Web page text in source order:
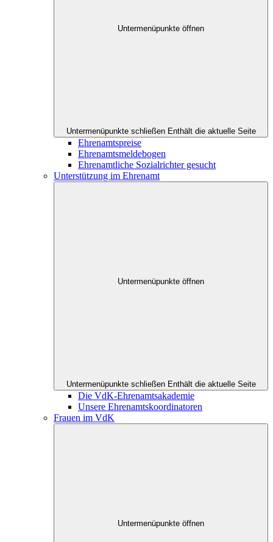
Untermenüpunkte öffnen
Untermenüpunkte schließen Enthält die aktuelle Seite
Ehrenamtspreise
Ehrenamtsmeldebogen
Ehrenamtliche Sozialrichter gesucht
Unterstützung im Ehrenamt
Untermenüpunkte öffnen
Untermenüpunkte schließen Enthält die aktuelle Seite
Die VdK-Ehrenamtsakademie
Unsere Ehrenamtskoordinatoren
Frauen im VdK
Untermenüpunkte öffnen